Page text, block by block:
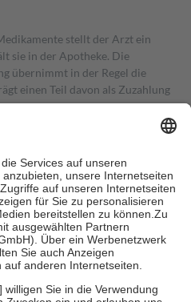
stellt der Arzt ein
sie in der Apotheke. Die
übernimmt in der Regel die
einen Teil davon als Zuzahlung
in Höhe von zehn
nie mehr als die tatsächlichen
auch für Online-Apotheken.
beträgt die
sowie zehn Euro je
für ihre eigene Gesundheit zu
der Familie zu unterstützen,